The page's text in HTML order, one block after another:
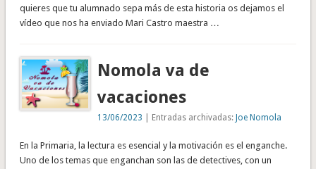
quieres que tu alumnado sepa más de esta historia os dejamos el
vídeo que nos ha enviado Mari Castro maestra …
Nomola va de
vacaciones
13/06/2023 | Entradas archivadas: Joe Nomola
En la Primaria, la lectura es esencial y la motivación es el enganche.
Uno de los temas que enganchan son las de detectives, con un